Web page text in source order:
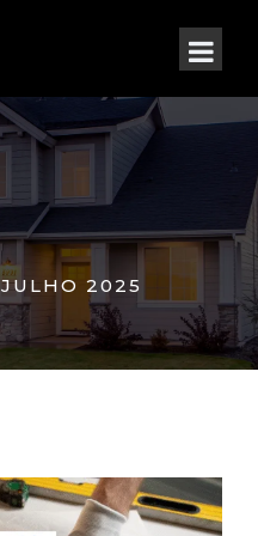
JULHO 2025